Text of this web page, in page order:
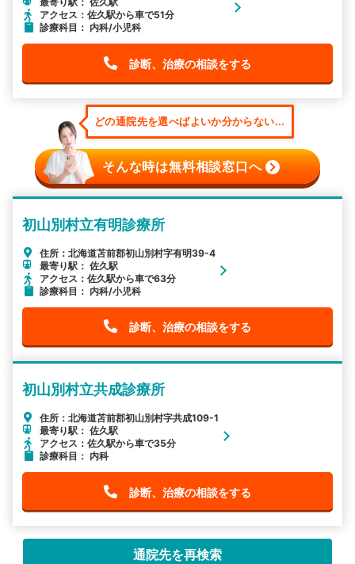
アクセス：佐久駅から車で51分
診療科目： 内科/小児科
診断、治療の相談をする
どの通院先を選べばよいか分からない...
そんな時は無料相談窓口へ
初山別村立有明診療所
住所：北海道苫前郡初山別村字有明39-4
最寄り駅： 佐久駅
アクセス：佐久駅から車で63分
診療科目： 内科/小児科
診断、治療の相談をする
初山別村立共成診療所
住所：北海道苫前郡初山別村字共成109-1
最寄り駅： 佐久駅
アクセス：佐久駅から車で35分
診療科目： 内科
診断、治療の相談をする
通院先を再検索